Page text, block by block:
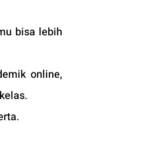
bisa lebih
online,